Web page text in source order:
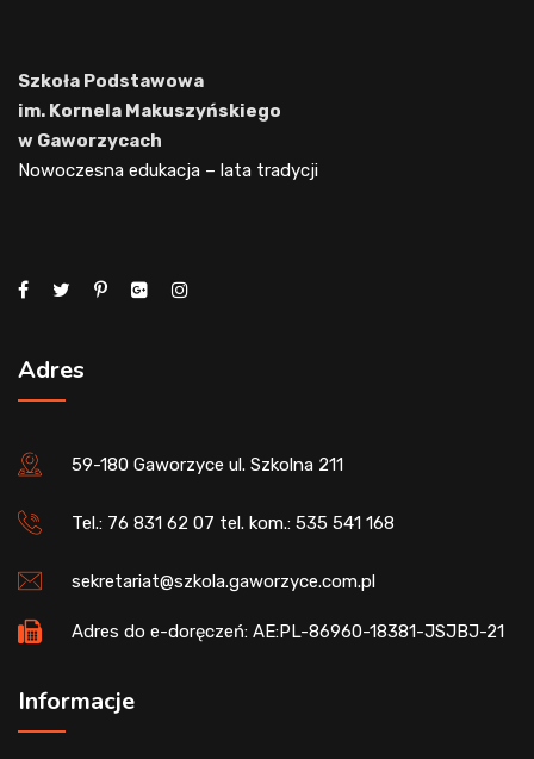
Szkoła Podstawowa
im. Kornela Makuszyńskiego
w Gaworzycach
Nowoczesna edukacja – lata tradycji
Adres
59-180 Gaworzyce ul. Szkolna 211
Tel.: 76 831 62 07 tel. kom.: 535 541 168
sekretariat@szkola.gaworzyce.com.pl
Adres do e-doręczeń: AE:PL-86960-18381-JSJBJ-21
Informacje